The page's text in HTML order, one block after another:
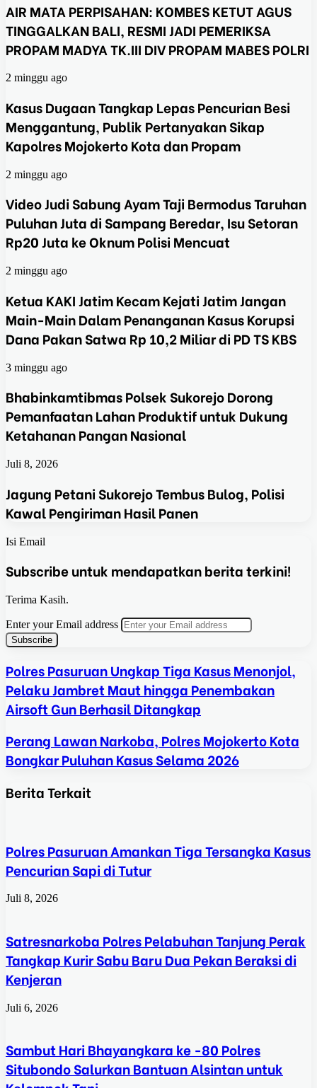
AIR MATA PERPISAHAN: KOMBES KETUT AGUS
TINGGALKAN BALI, RESMI JADI PEMERIKSA
PROPAM MADYA TK.III DIV PROPAM MABES POLRI
2 minggu ago
Kasus Dugaan Tangkap Lepas Pencurian Besi
Menggantung, Publik Pertanyakan Sikap
Kapolres Mojokerto Kota dan Propam
2 minggu ago
Video Judi Sabung Ayam Taji Bermodus Taruhan
Puluhan Juta di Sampang Beredar, Isu Setoran
Rp20 Juta ke Oknum Polisi Mencuat
2 minggu ago
Ketua KAKI Jatim Kecam Kejati Jatim Jangan
Main-Main Dalam Penanganan Kasus Korupsi
Dana Pakan Satwa Rp 10,2 Miliar di PD TS KBS
3 minggu ago
Bhabinkamtibmas Polsek Sukorejo Dorong
Pemanfaatan Lahan Produktif untuk Dukung
Ketahanan Pangan Nasional
Juli 8, 2026
Jagung Petani Sukorejo Tembus Bulog, Polisi
Kawal Pengiriman Hasil Panen
Isi Email
Subscribe untuk mendapatkan berita terkini!
Terima Kasih.
Enter your Email address
Polres Pasuruan Ungkap Tiga Kasus Menonjol,
Pelaku Jambret Maut hingga Penembakan
Airsoft Gun Berhasil Ditangkap
Perang Lawan Narkoba, Polres Mojokerto Kota
Bongkar Puluhan Kasus Selama 2026
Berita Terkait
Polres Pasuruan Amankan Tiga Tersangka Kasus
Pencurian Sapi di Tutur
Juli 8, 2026
Satresnarkoba Polres Pelabuhan Tanjung Perak
Tangkap Kurir Sabu Baru Dua Pekan Beraksi di
Kenjeran
Juli 6, 2026
Sambut Hari Bhayangkara ke -80 Polres
Situbondo Salurkan Bantuan Alsintan untuk